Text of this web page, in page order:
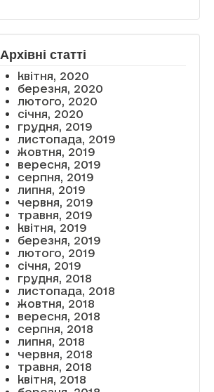
Архівні статті
квітня, 2020
березня, 2020
лютого, 2020
січня, 2020
грудня, 2019
листопада, 2019
жовтня, 2019
вересня, 2019
серпня, 2019
липня, 2019
червня, 2019
травня, 2019
квітня, 2019
березня, 2019
лютого, 2019
січня, 2019
грудня, 2018
листопада, 2018
жовтня, 2018
вересня, 2018
серпня, 2018
липня, 2018
червня, 2018
травня, 2018
квітня, 2018